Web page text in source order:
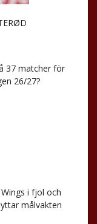
37 matcher för
26/27?
i fjol och
målvakten